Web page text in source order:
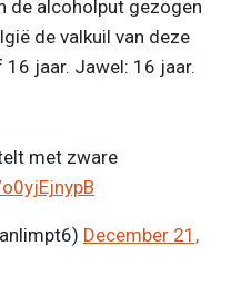
de alcoholput gezogen
de valkuil van deze
jaar. Jawel: 16 jaar.
met zware
December 21,